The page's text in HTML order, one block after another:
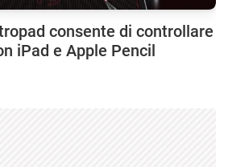
consente di controllare
iPad e Apple Pencil